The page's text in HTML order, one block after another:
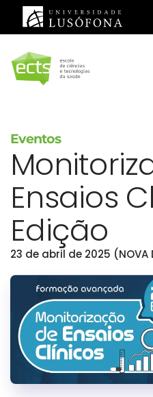
Saltar para o conteúdo
Eventos
Ensaios
Edição
23 de abril de 2025 (NOVA